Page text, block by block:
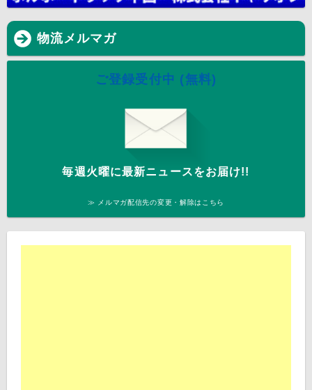
物流メルマガ
ご登録受付中 (無料)
毎週火曜に最新ニュースをお届け!!
≫ メルマガ配信先の変更・解除はこちら